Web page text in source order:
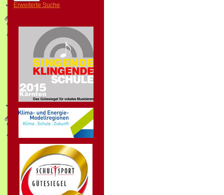
Erweiterte Suche